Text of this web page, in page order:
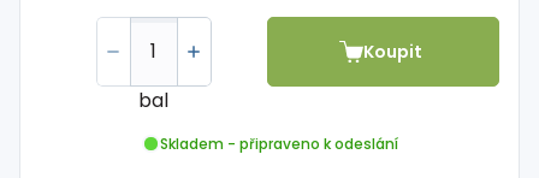
bal
Koupit
Skladem - připraveno k odeslání